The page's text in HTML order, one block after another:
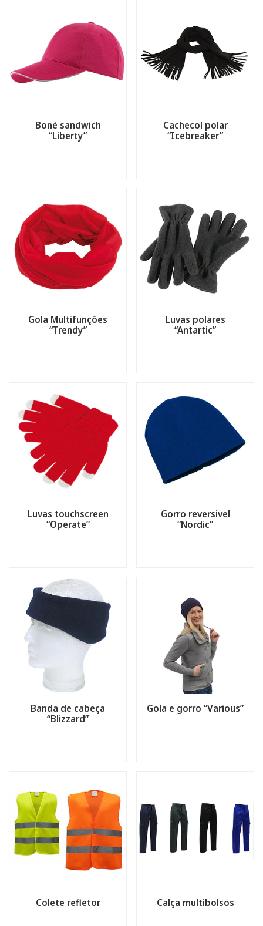
Boné sandwich
“Liberty”
Cachecol polar
“Icebreaker”
Gola Multifunções
“Trendy”
Luvas polares
“Antartic”
Luvas touchscreen
“Operate”
Gorro reversivel
“Nordic”
Banda de cabeça
“Blizzard”
Gola e gorro “Various”
Colete refletor Calça multibolsos